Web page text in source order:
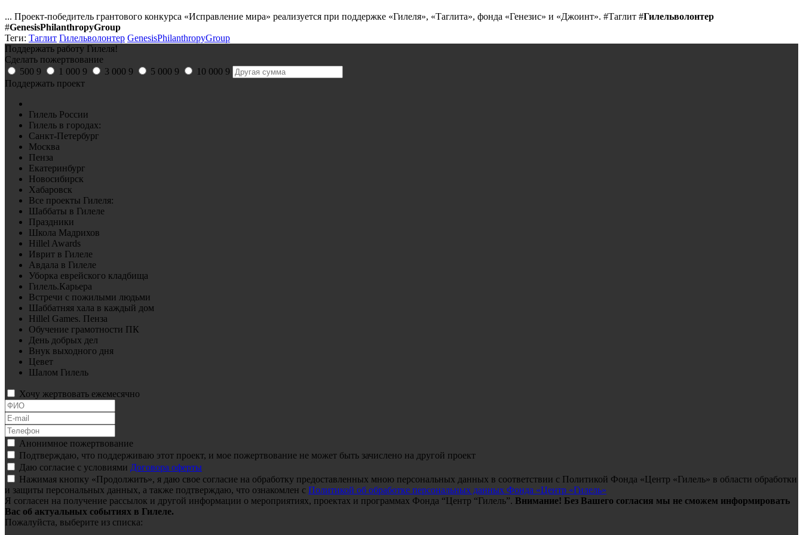
... Проект-победитель грантового конкурса «Исправление мира» реализуется при поддержке «Гилеля», «Таглита», фонда «Генезис» и «Джоинт». #Таглит #Гилельволонтер
#GenesisPhilanthropyGroup
Теги: Таглит Гилельволонтер GenesisPhilanthropyGroup
Поддержать работу Гилеля!
Сделать пожертвование
500 9 1 000 9 3 000 9 5 000 9 10 000 9
Поддержать проект
Гилель России
Гилель в городах:
Санкт-Петербург
Москва
Пенза
Екатеринбург
Новосибирск
Хабаровск
Все проекты Гилеля:
Шаббаты в Гилеле
Праздники
Школа Мадрихов
Hillel Awards
Иврит в Гилеле
Авдала в Гилеле
Уборка еврейского кладбища
Гилель.Карьера
Встречи с пожилыми людьми
Шаббатняя хала в каждый дом
Hillel Games. Пенза
Обучение грамотности ПК
День добрых дел
Внук выходного дня
Цевет
Шалом Гилель
Хочу жертвовать ежемесячно
Анонимное пожертвование
Подтверждаю, что поддерживаю этот проект, и мое пожертвование не может быть зачислено на другой проект
Даю согласие с условиями Договора оферты
Нажимая кнопку «Продолжить», я даю свое согласие на обработку предоставленных мною персональных данных в соответствии с Политикой Фонда «Центр «Гилель» в области обработки
и защиты персональных данных, а также подтверждаю, что ознакомлен с Политикой об обработке персональных данных Фонда «Центр «Гилель»
Я согласен на получение рассылок и другой информации о мероприятиях, проектах и программах Фонда “Центр “Гилель”. Внимание! Без Вашего согласия мы не сможем информировать
Вас об актуальных событиях в Гилеле.
Пожалуйста, выберите из списка: